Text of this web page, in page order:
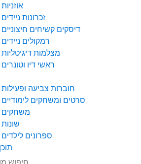
אוזניות
זכרונות ניידים
דיסקים קשיחים חיצוניים
רמקולים ניידים
מצלמות דיגיטליות
ראשי דיו וטונרים
חוברות צביעה ופעילות
סרטים ומשחקים לימודיים
משחקים
שונות
ספרונים לילדים